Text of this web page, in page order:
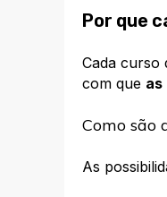
Por que
Cada curso
com que as
Como são
As